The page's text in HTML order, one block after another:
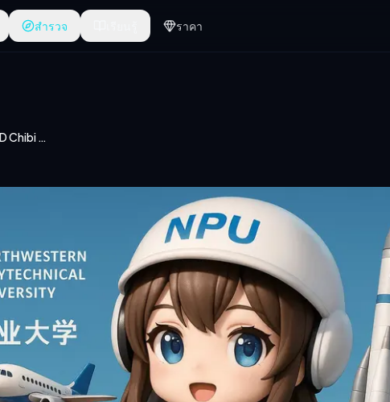
สำรวจ ราคา
ตัวละครมหาวิทยาลัย 3D Chibi Anthropomorphized